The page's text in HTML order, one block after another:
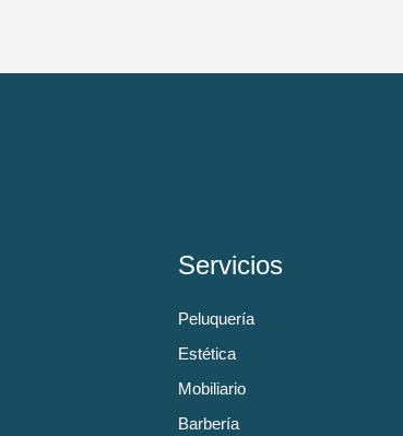
Servicios
Peluquería
Estética
Mobiliario
Barbería